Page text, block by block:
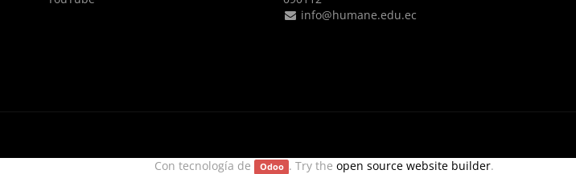
info@humane.edu.ec
Con tecnología de Odoo . Try the open source website builder.